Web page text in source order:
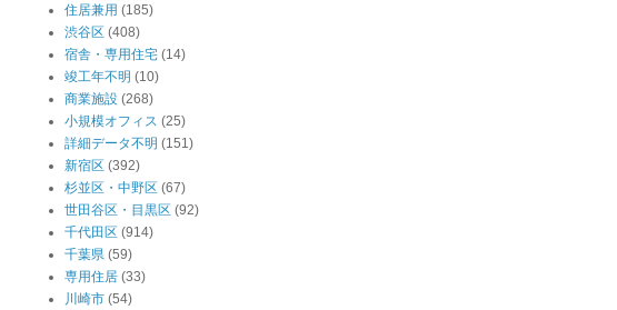
住居兼用 (185)
渋谷区 (408)
宿舎・専用住宅 (14)
竣工年不明 (10)
商業施設 (268)
小規模オフィス (25)
詳細データ不明 (151)
新宿区 (392)
杉並区・中野区 (67)
世田谷区・目黒区 (92)
千代田区 (914)
千葉県 (59)
専用住居 (33)
川崎市 (54)